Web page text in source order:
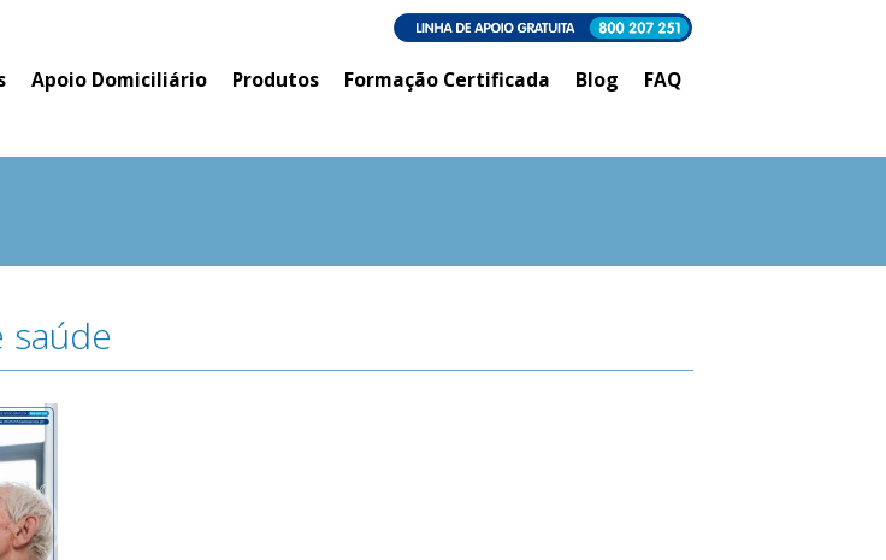
Apoio Domiciliário Produtos Formação Certificada Blog FAQ
saúde